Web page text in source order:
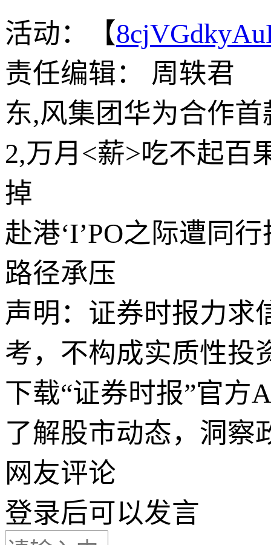
活动：【
责任编辑： 周轶君
东,风集团华为合作
2,万月<薪>吃不起百
掉
赴港‘I’PO之际遭同
路径承压
声明：证券时报力求
考，不构成实质性投
下载“证券时报”官方
了解股市动态，洞察
网友评论
登录后可以发言